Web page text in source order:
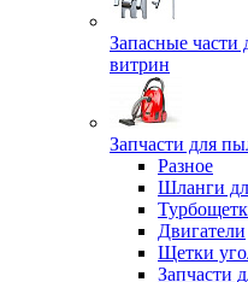
Запасные
витрин
Запчасти для
Разное
Шланги
Двигатели
Щетки
Запчасти